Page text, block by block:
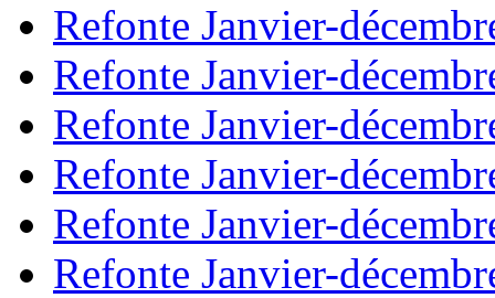
Refonte Janvier-
Refonte Janvier-
Refonte Janvier-
Refonte Janvier-
Refonte Janvier-
Refonte Janvier-